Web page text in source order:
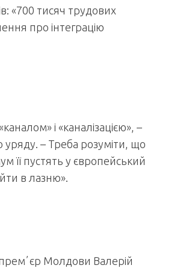
«700 тисяч трудових
про інтеграцію
і «каналізацією», –
уряду. – Треба розуміти, що
її пустять у європейський
в лазню».
Молдови Валерій